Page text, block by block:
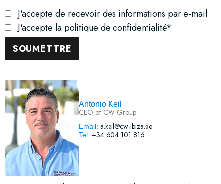
J'accepte de recevoir des informations par e-mail
J'accepte la politique de confidentialité*
Antonio Keil
CEO of CW Group
Email: a.keil@cw-ibiza.de
Tel. +34 604 101 816